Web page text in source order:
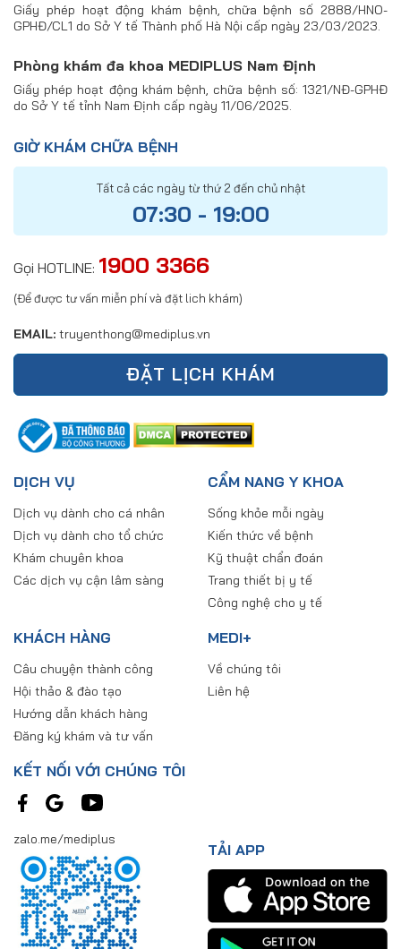
Giấy phép hoạt động khám bệnh, chữa bệnh số 2888/HNO-
GPHĐ/CL1 do Sở Y tế Thành phố Hà Nội cấp ngày 23/03/2023.
Phòng khám đa khoa MEDIPLUS Nam Định
Giấy phép hoạt động khám bệnh, chữa bệnh số: 1321/NĐ-GPHĐ
do Sở Y tế tỉnh Nam Định cấp ngày 11/06/2025.
GIỜ KHÁM CHỮA BỆNH
Tất cả các ngày từ thứ 2 đến chủ nhật
07:30 - 19:00
Gọi HOTLINE: 1900 3366
(Để được tư vấn miễn phí và đặt lich khám)
EMAIL: truyenthong@mediplus.vn
ĐẶT LỊCH KHÁM
DỊCH VỤ
Dịch vụ dành cho cá nhân
Dịch vụ dành cho tổ chức
Khám chuyên khoa
Các dịch vụ cận lâm sàng
CẨM NANG Y KHOA
Sống khỏe mỗi ngày
Kiến thức về bệnh
Kỹ thuật chẩn đoán
Trang thiết bị y tế
Công nghệ cho y tế
KHÁCH HÀNG
Câu chuyện thành công
Hội thảo & đào tạo
Hướng dẫn khách hàng
Đăng ký khám và tư vấn
MEDI+
Về chúng tôi
Liên hệ
KẾT NỐI VỚI CHÚNG TÔI
zalo.me/mediplus
TẢI APP